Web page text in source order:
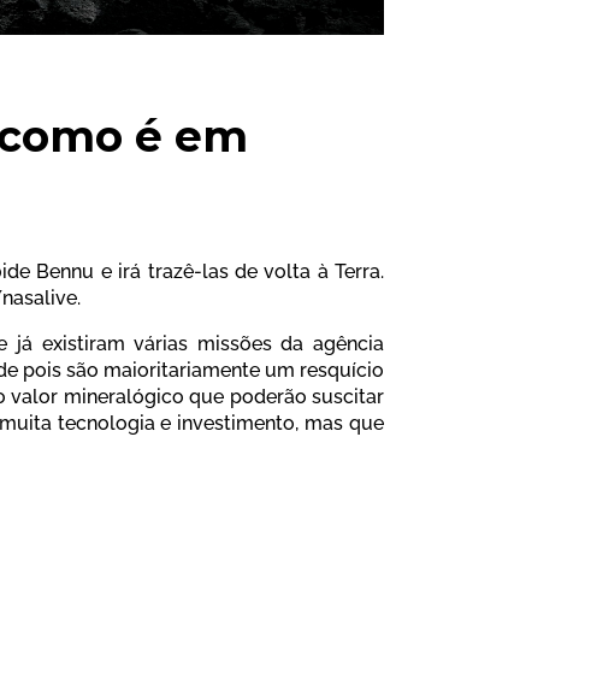
é em
Bennu e irá trazê-las de volta à Terra.
existiram várias missões da agência
pois são maioritariamente um resquício
valor mineralógico que poderão suscitar
tecnologia e investimento, mas que